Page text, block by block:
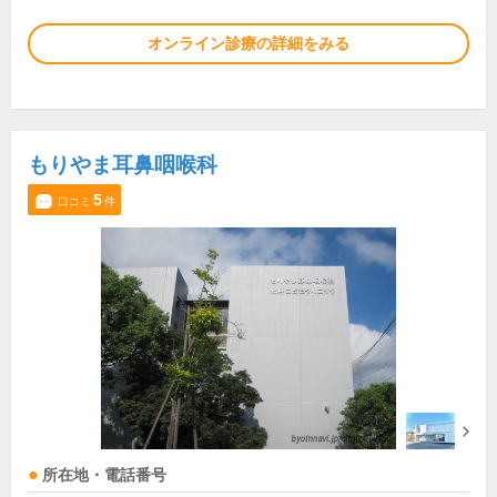
オンライン診療の詳細をみる
もりやま耳鼻咽喉科
口コミ 5件
所在地・電話番号